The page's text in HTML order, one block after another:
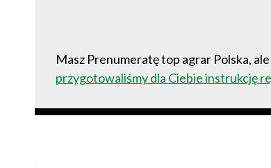
Masz Prenumeratę top agrar Polska,
przygotowaliśmy dla Ciebie instrukcję